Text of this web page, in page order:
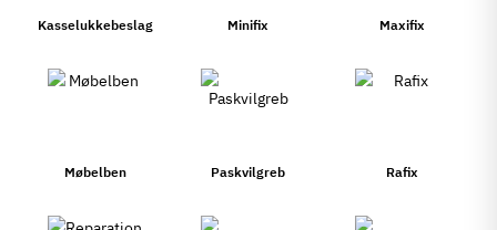
Kasselukkebeslag Minifix Maxifix
Møbelben Paskvilgreb Rafix